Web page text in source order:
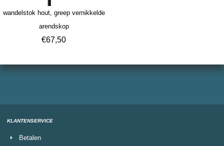
wandelstok hout, greep vernikkelde
arendskop
€67,50
KLANTENSERVICE
Betalen